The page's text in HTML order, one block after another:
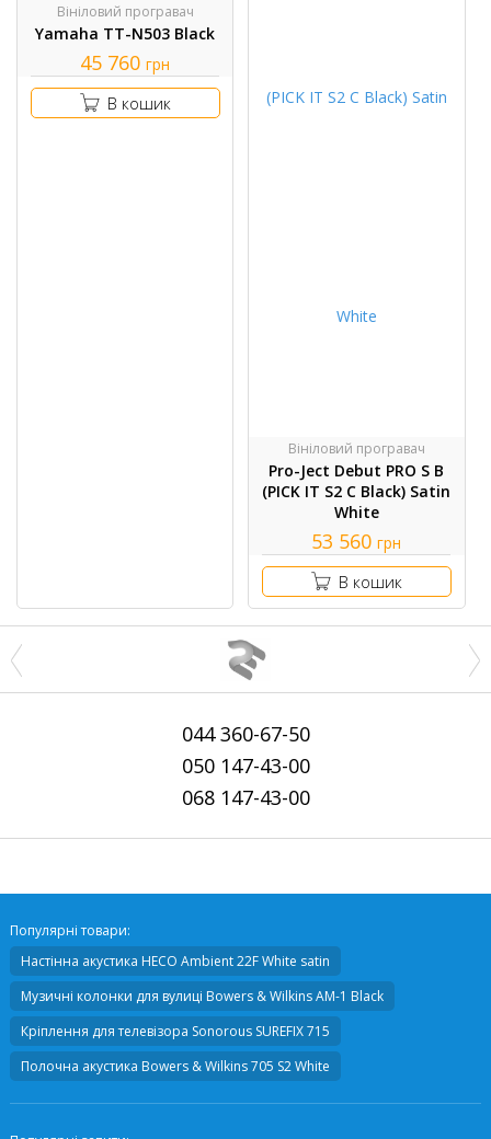
Вініловий програвач
Yamaha TT-N503 Black
45 760 грн
В кошик
Вініловий програвач
Pro-Ject Debut PRO S B
(PICK IT S2 C Black) Satin
White
53 560 грн
В кошик
044360-67-50
050147-43-00
068147-43-00
Популярні товари:
Настінна акустика HECO Ambient 22F White satin
Музичні колонки для вулиці Bowers & Wilkins AM-1 Black
Кріплення для телевізора Sonorous SUREFIX 715
Полочна акустика Bowers & Wilkins 705 S2 White